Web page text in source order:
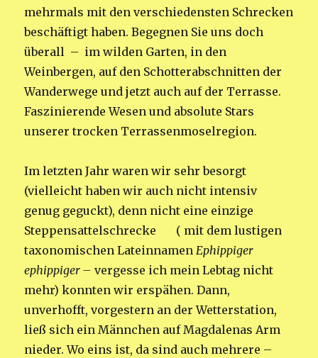
mehrmals mit den verschiedensten Schrecken
beschäftigt haben. Begegnen Sie uns doch
überall – im wilden Garten, in den
Weinbergen, auf den Schotterabschnitten der
Wanderwege und jetzt auch auf der Terrasse.
Faszinierende Wesen und absolute Stars
unserer trocken Terrassenmoselregion.
Im letzten Jahr waren wir sehr besorgt
(vielleicht haben wir auch nicht intensiv
genug geguckt), denn nicht eine einzige
Steppensattelschrecke ( mit dem lustigen
taxonomischen Lateinnamen Ephippiger
ephippiger –vergesse ich mein Lebtag nicht
mehr) konnten wir erspähen. Dann,
unverhofft, vorgestern an der Wetterstation,
ließ sich ein Männchen auf Magdalenas Arm
nieder. Wo eins ist, da sind auch mehrere –